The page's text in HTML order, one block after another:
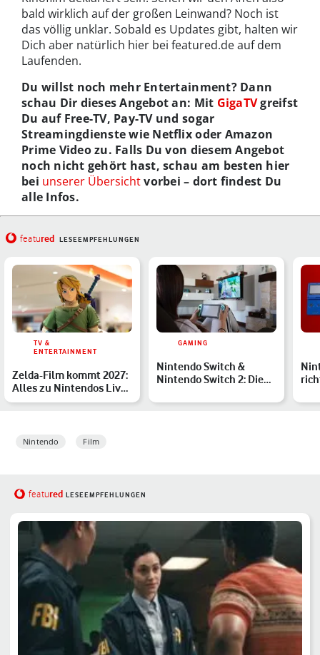
bald wirklich auf der großen Leinwand? Noch ist
das völlig unklar. Sobald es Updates gibt, halten wir
Dich aber natürlich hier bei featured.de auf dem
Laufenden.
Du willst noch mehr Entertainment? Dann
schau Dir dieses Angebot an: Mit GigaTVgreifst
Du auf Free-TV, Pay-TV und sogar
Streamingdienste wie Netflix oder Amazon
Prime Video zu. Falls Du von diesem Angebot
noch nicht gehört hast, schau am besten hier
bei unserer Übersichtvorbei – dort findest Du
alle Infos.
featured LESEEMPFEHLUNGEN
TV &
ENTERTAINMENT
Zelda-Film kommt 2027:
Alles zu Nintendos Live-
Action-Adaption
GAMING
Nintendo Switch &
Nintendo Switch 2: Die
Erwach…
Nintendo Film
featured LESEEMPFEHLUNGEN